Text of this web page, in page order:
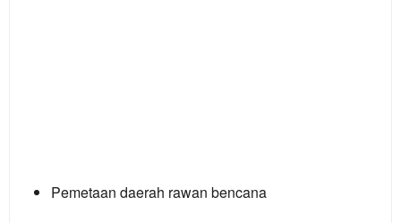
Pemetaan daerah rawan bencana